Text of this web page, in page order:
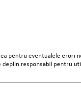
pentru eventualele
responsabil pentru